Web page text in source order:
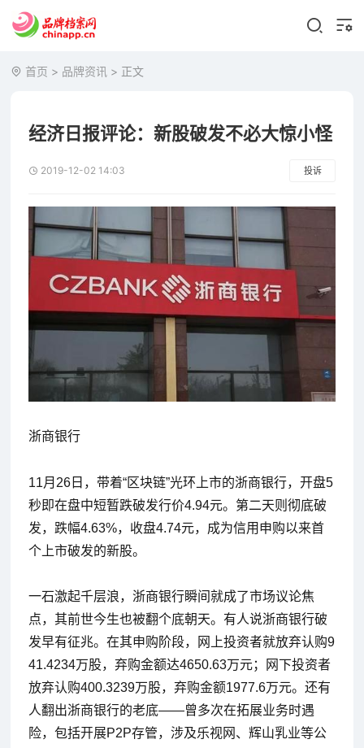
首页 > 品牌资讯 > 正文
经济日报评论：新股破发不必大惊小怪
2019-12-02 14:03 投诉
浙商银行
11月26日，带着“区块链”光环上市的浙商银行，开盘5
秒即在盘中短暂跌破发行价4.94元。第二天则彻底破
发，跌幅4.63%，收盘4.74元，成为信用申购以来首
个上市破发的新股。
一石激起千层浪，浙商银行瞬间就成了市场议论焦
点，其前世今生也被翻个底朝天。有人说浙商银行破
发早有征兆。在其申购阶段，网上投资者就放弃认购9
41.4234万股，弃购金额达4650.63万元；网下投资者
放弃认购400.3239万股，弃购金额1977.6万元。还有
人翻出浙商银行的老底——曾多次在拓展业务时遇
险，包括开展P2P存管，涉及乐视网、辉山乳业等公